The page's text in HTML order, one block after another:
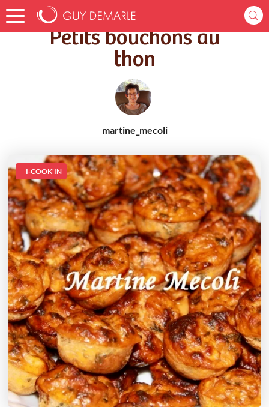
Accueil Recettes Petits bouchons au thon
Petits bouchons au
thon
martine_mecoli
I-COOK'IN